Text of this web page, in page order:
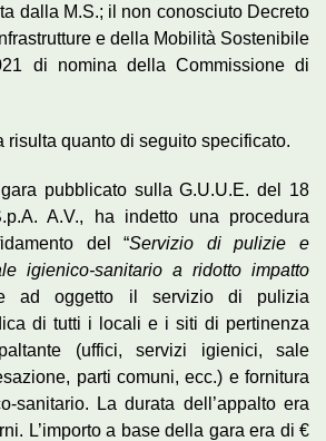
dalla M.S.; il non conosciuto Decreto
e della Mobilità Sostenibile
di nomina della Commissione di
risulta quanto di seguito specificato.
pubblicato sulla G.U.U.E. del 18
A.V., ha indetto una procedura
del “Servizio di pulizie e
igienico-sanitario a ridotto impatto
ad oggetto il servizio di pulizia
di tutti i locali e i siti di pertinenza
(uffici, servizi igienici, sale
parti comuni, ecc.) e fornitura
sanitario. La durata dell’appalto era
L’importo a base della gara era di €